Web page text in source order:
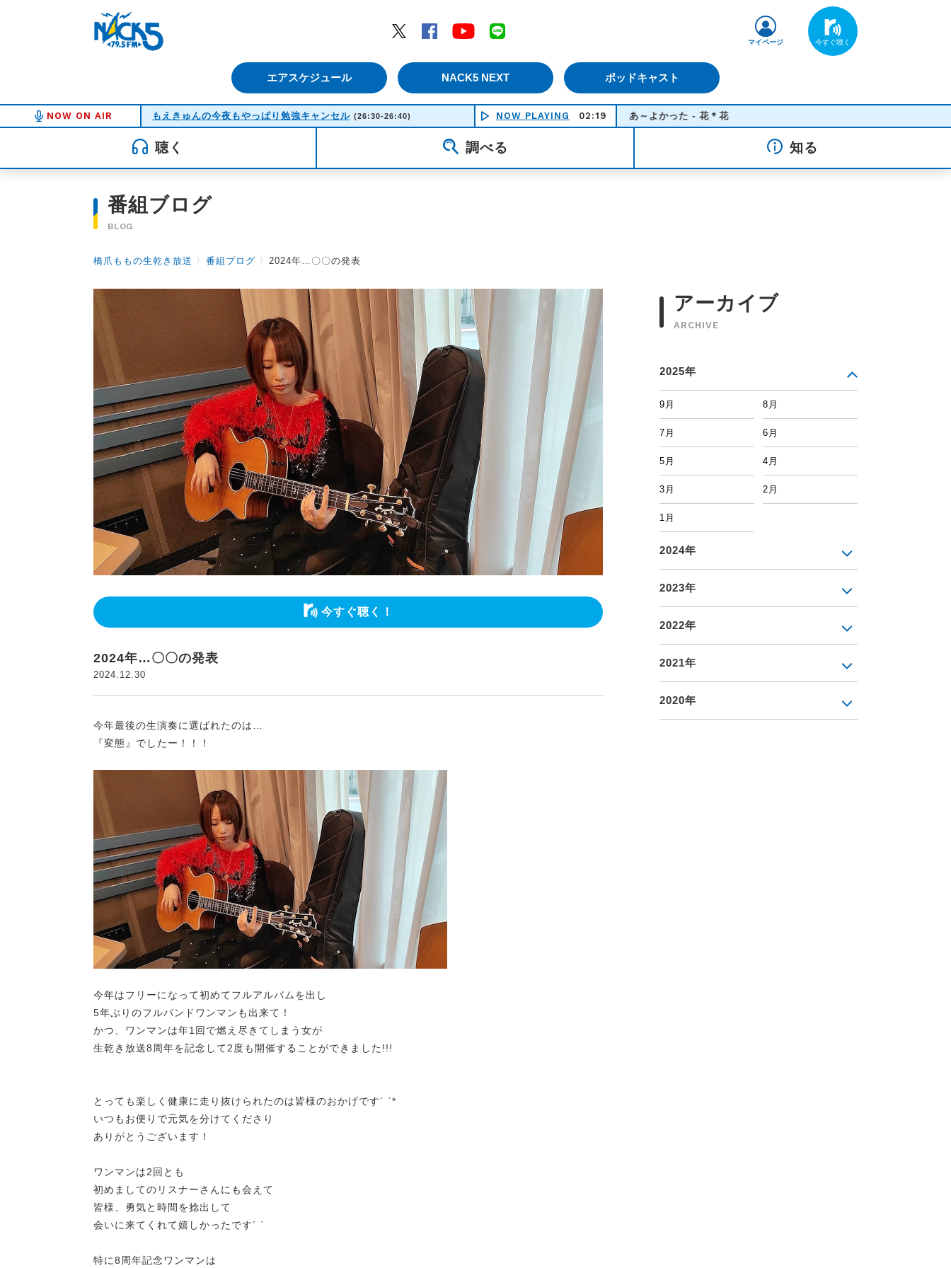
Twitter
Facebook YouTube
エアスケジュール NACK5 NEXT ポッドキャスト
マイページ
NOW ON AIR もえきゅんの今夜もやっぱり勉強キャンセル (26:30-26:40) NOW PLAYING 02:19
あ～よかった - 花＊花
聴く 調べる 知る
番組ブログ
BLOG
橋爪ももの生乾き放送 〉 番組ブログ 〉 2024年…〇〇の発表
今すぐ聴く！
2024年…〇〇の発表
2024.12.30
今年最後の生演奏に選ばれたのは…
『変態』でしたー！！！
今年はフリーになって初めてフルアルバムを出し
5年ぶりのフルバンドワンマンも出来て！
かつ、ワンマンは年1回で燃え尽きてしまう女が
生乾き放送8周年を記念して2度も開催することができました!!!
とっても楽しく健康に走り抜けられたのは皆様のおかげです´ `*
いつもお便りで元気を分けてくださり
ありがとうございます！
ワンマンは2回とも
初めましてのリスナーさんにも会えて
皆様、勇気と時間を捻出して
会いに来てくれて嬉しかったです´ `
特に8周年記念ワンマンは
アーカイブ
ARCHIVE
2025年
9月 8月
7月 6月
5月 4月
3月 2月
1月
2024年
2023年
2022年
2021年
2020年